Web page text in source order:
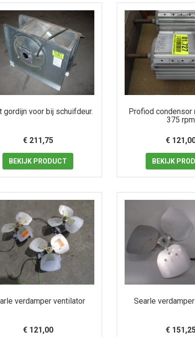
gordijn voor bij schuifdeur.
€ 211,75
BEKIJK PRODUCT
Profiod condensor
375 rpm
€
BEKIJK
verdamper ventilator
€ 121,00
Searle
€